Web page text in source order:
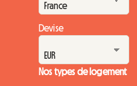
Devise
Nos types de logement